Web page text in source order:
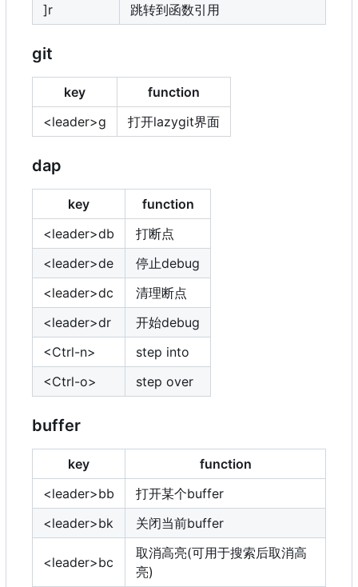
]r
跳转到函数引用
git
key
function
<leader>g
打开lazygit界面
dap
key
function
<leader>db
打断点
<leader>de
停止debug
<leader>dc
清理断点
<leader>dr
开始debug
<Ctrl-n>
step into
<Ctrl-o>
step over
buffer
key
function
<leader>bb
打开某个buffer
<leader>bk
关闭当前buffer
<leader>bc
取消高亮(可用于搜索后取消高
亮)